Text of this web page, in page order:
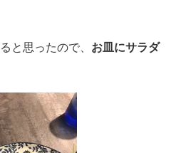
と思ったので、 お皿にサラダ